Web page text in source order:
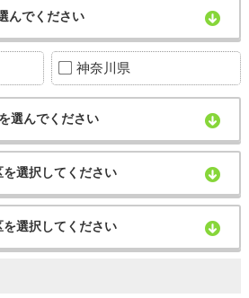
んでください
神奈川県
選んでください
選択してください
選択してください